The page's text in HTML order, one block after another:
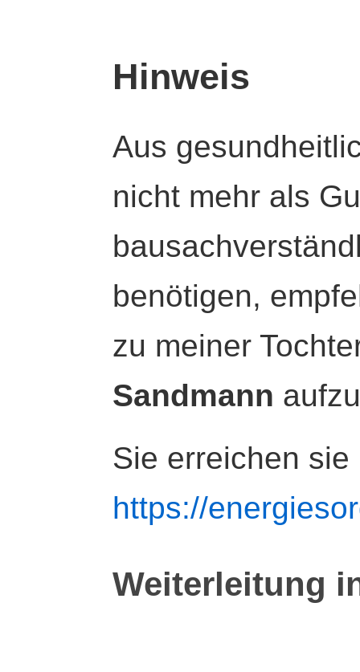
Hinweis
Aus
nicht mehr als
benötigen,
zu meiner
Sandmann
Sie erreichen sie
https://
Weiterleitung